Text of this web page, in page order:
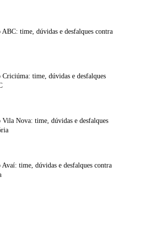
ABC: time, dúvidas e desfalques contra
Criciúma: time, dúvidas e desfalques
Vila Nova: time, dúvidas e desfalques
Avaí: time, dúvidas e desfalques contra